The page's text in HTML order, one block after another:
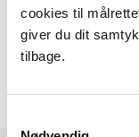
cookies til
giver du dit
tilbage.
Stejl